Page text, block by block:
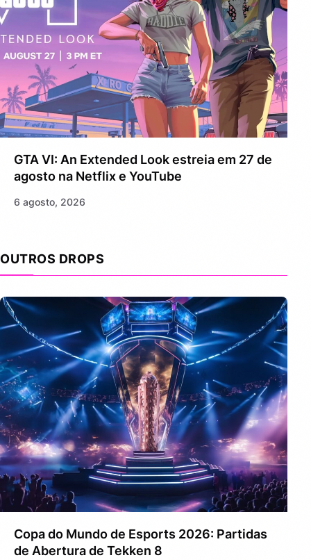
GTA VI: An Extended Look estreia em 27 de
agosto na Netflix e YouTube
6 agosto, 2026
OUTROS DROPS
Copa do Mundo de Esports 2026: Partidas
de Abertura de Tekken 8